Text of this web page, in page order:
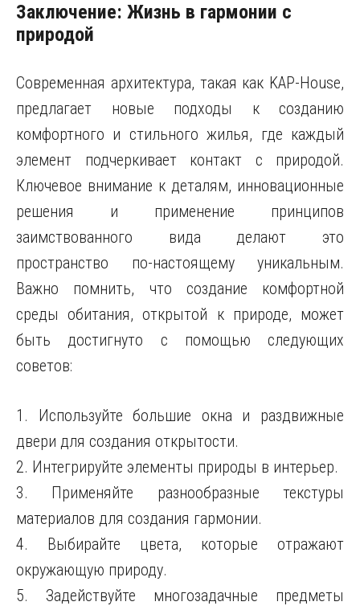
Заключение: Жизнь в гармонии с
природой
Современная архитектура, такая как KAP-House,
предлагает новые подходы к созданию
комфортного и стильного жилья, где каждый
элемент подчеркивает контакт с природой.
Ключевое внимание к деталям, инновационные
решения и применение принципов
заимствованного вида делают это
пространство по-настоящему уникальным.
Важно помнить, что создание комфортной
среды обитания, открытой к природе, может
быть достигнуто с помощью следующих
советов:
1. Используйте большие окна и раздвижные
двери для создания открытости.
2. Интегрируйте элементы природы в интерьер.
3. Применяйте разнообразные текстуры
материалов для создания гармонии.
4. Выбирайте цвета, которые отражают
окружающую природу.
5. Задействуйте многозадачные предметы